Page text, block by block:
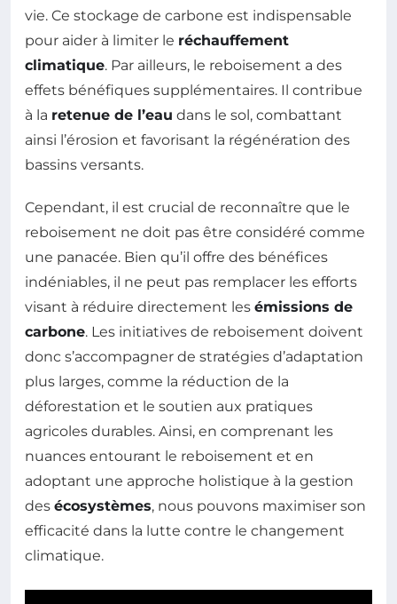
vie. Ce stockage de carbone est indispensable
pour aider à limiter le réchauffement
climatique. Par ailleurs, le reboisement a des
effets bénéfiques supplémentaires. Il contribue
à la retenue de l’eau dans le sol, combattant
ainsi l’érosion et favorisant la régénération des
bassins versants.
Cependant, il est crucial de reconnaître que le
reboisement ne doit pas être considéré comme
une panacée. Bien qu’il offre des bénéfices
indéniables, il ne peut pas remplacer les efforts
visant à réduire directement les émissions de
carbone. Les initiatives de reboisement doivent
donc s’accompagner de stratégies d’adaptation
plus larges, comme la réduction de la
déforestation et le soutien aux pratiques
agricoles durables. Ainsi, en comprenant les
nuances entourant le reboisement et en
adoptant une approche holistique à la gestion
des écosystèmes, nous pouvons maximiser son
efficacité dans la lutte contre le changement
climatique.